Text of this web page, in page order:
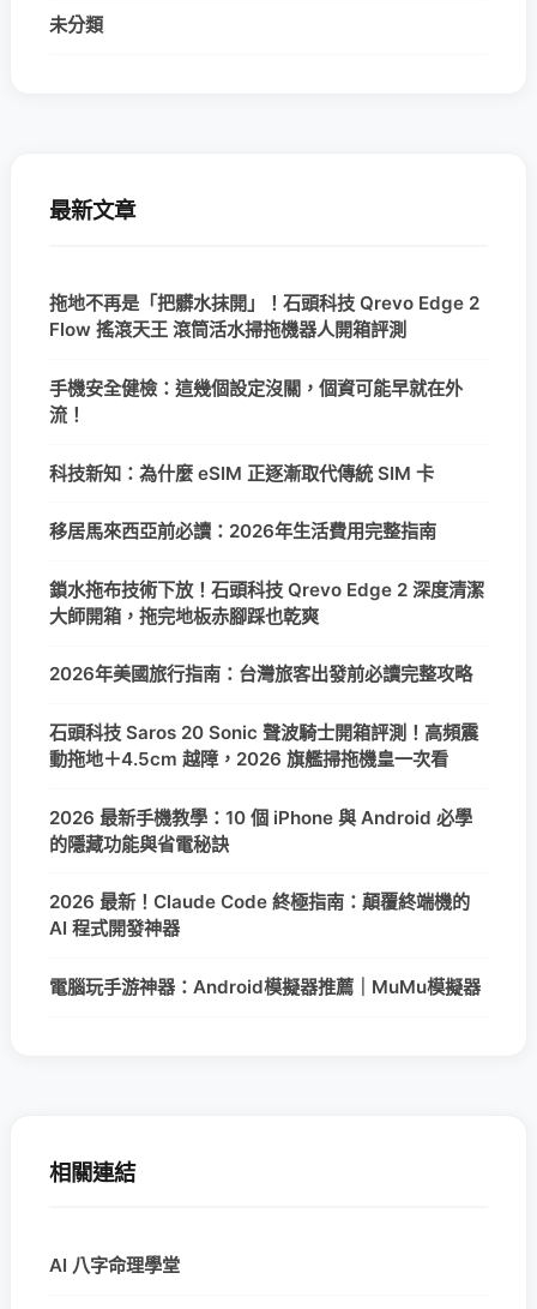
未分類
最新文章
拖地不再是「把髒水抹開」！石頭科技 Qrevo Edge 2
Flow 搖滾天王 滾筒活水掃拖機器人開箱評測
手機安全健檢：這幾個設定沒關，個資可能早就在外
流！
科技新知：為什麼 eSIM 正逐漸取代傳統 SIM 卡
移居馬來西亞前必讀：2026年生活費用完整指南
鎖水拖布技術下放！石頭科技 Qrevo Edge 2 深度清潔
大師開箱，拖完地板赤腳踩也乾爽
2026年美國旅行指南：台灣旅客出發前必讀完整攻略
石頭科技 Saros 20 Sonic 聲波騎士開箱評測！高頻震
動拖地＋4.5cm 越障，2026 旗艦掃拖機皇一次看
2026 最新手機教學：10 個 iPhone 與 Android 必學
的隱藏功能與省電秘訣
2026 最新！Claude Code 終極指南：顛覆終端機的
AI 程式開發神器
電腦玩手游神器：Android模擬器推薦｜MuMu模擬器
相關連結
AI 八字命理學堂